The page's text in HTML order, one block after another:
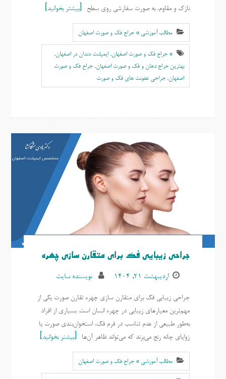
نازک و مقاوم، به صورت سفارشی روی سطح
بیشتر بخوانید
مطالب آموزشی * جراح فک و صورت اصفهان
* جراح فک و صورت اصفهان, ایمپلنت دندان در اصفهان,
بهترين جراح دهان و فک و صورت اصفهان, جراح فک و صورت
اصفهان, جراحی عفونت های فک و صورت
جراحی زیبایی فک برای متقارن سازی چهره
اردیبهشت ۲۱, ۱۴۰۴ نویسنده سایت
جراحی زیبایی فک برای متقارن سازی چهره تقارن صورت یکی از
مهم‌ترین معیارهای زیبایی در چهره انسان است. بسیاری از افراد
به‌طور طبیعی از عدم تناسب در فرم فک، استخوان‌بندی صورت یا
زوایای چانه رنج می‌برند که می‌تواند ظاهر آن‌ها
بیشتر بخوانید
مطالب آموزشی * جراح فک و صورت اصفهان